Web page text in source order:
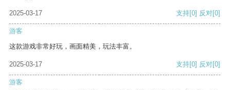
2025-03-17 支持[0] 反对[0]
游客
这款游戏非常好玩，画面精美，玩法丰富。
2025-03-17 支持[0] 反对[0]
游客